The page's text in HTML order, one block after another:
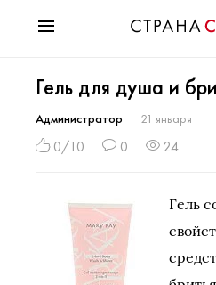
Мода
Звезды
Гороскопы
Праздники
Гель для душа и
Администратор 21 января
0/10 0 24
Гель